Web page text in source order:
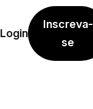
Login
Inscreva-
se